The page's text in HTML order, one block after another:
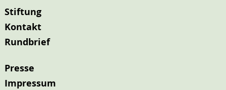
Stiftung
Kontakt
Rundbrief
Presse
Impressum